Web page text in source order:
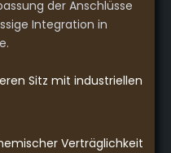
der Anschlüsse
Integration in
Sitz mit industriellen
Verträglichkeit